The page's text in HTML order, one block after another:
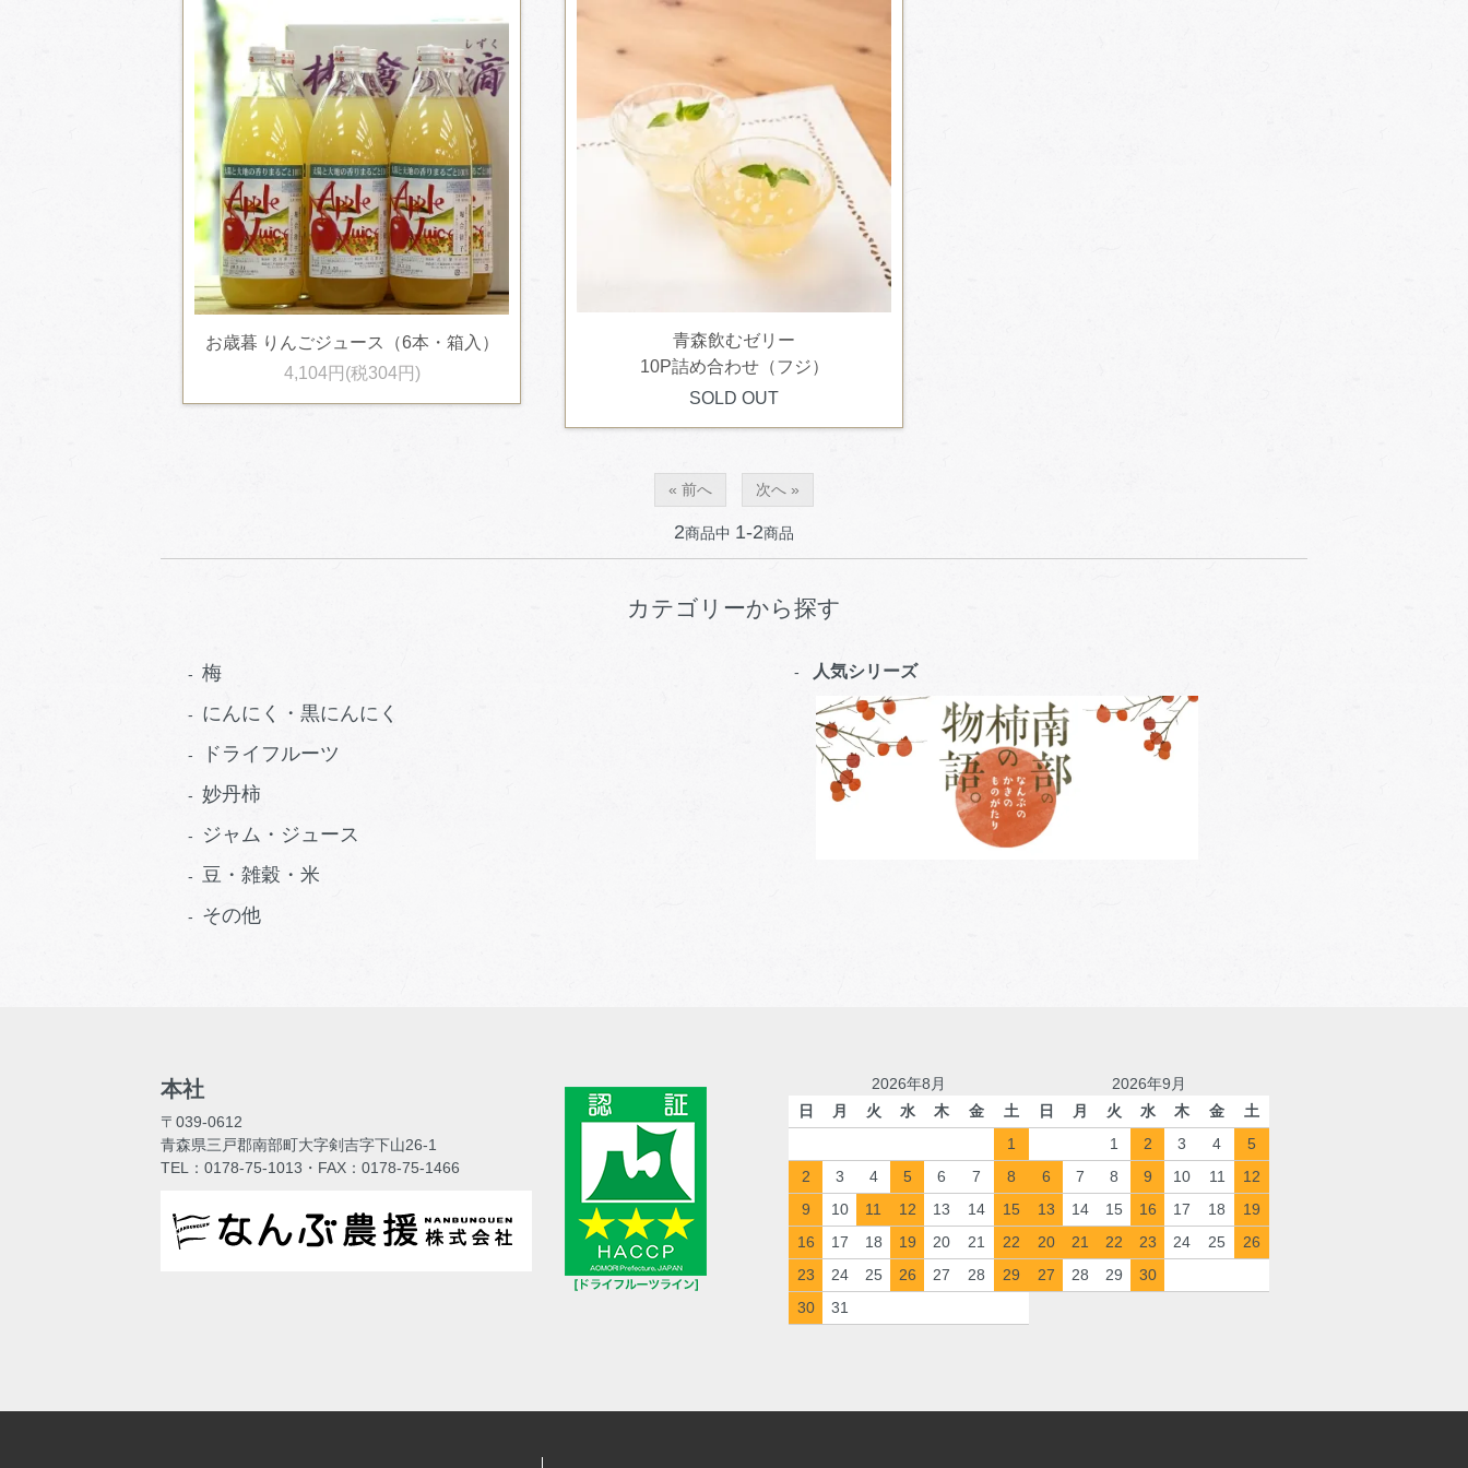
お歳暮 りんごジュース（6本・箱入）
4,104円(税304円)
青森飲むゼリー
10P詰め合わせ（フジ）
SOLD OUT
« 前へ 次へ »
2商品中 1-2商品
カテゴリーから探す
梅
にんにく・黒にんにく
ドライフルーツ
妙丹柿
ジャム・ジュース
豆・雑穀・米
その他
人気シリーズ
本社
〒039-0612
青森県三戸郡南部町大字剣吉字下山26-1
TEL：0178-75-1013・FAX：0178-75-1466
2026年8月
日
月 火 水 木 金
土
1
2
3 4 5 6 7
8
9
10 11 12 13 14
15
16
17 18 19 20 21
22
23
24 25 26 27 28
29
30
31
2026年9月
日
月 火 水 木 金
土
1
2 3 4
5
6
7 8 9 10 11
12
13
14 15 16 17 18
19
20
21 22 23 24 25
26
27
28 29 30